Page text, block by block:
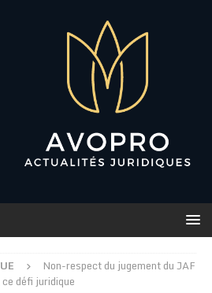
Non-respect du jugement du JAF
défi juridique